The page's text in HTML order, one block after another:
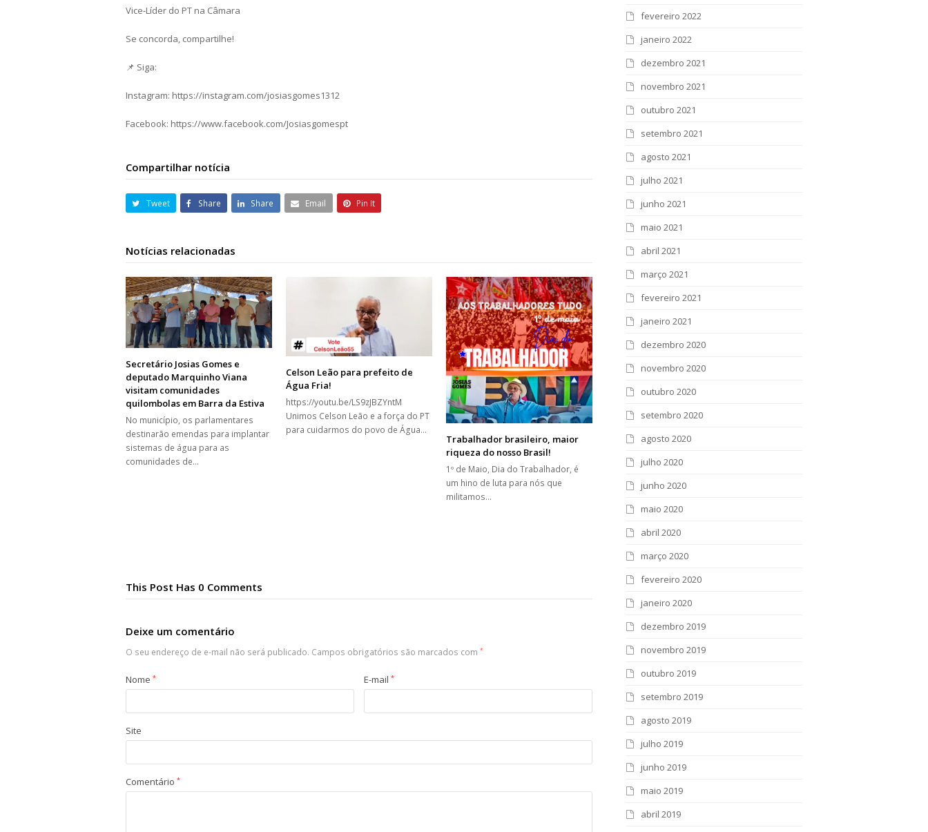
Vice-Líder do PT na Câmara
Se concorda, compartilhe!
📌 Siga:
Instagram: https://instagram.com/josiasgomes1312
Facebook: https://www.facebook.com/Josiasgomespt
Compartilhar notícia
Tweet Share Share Email Pin It
Notícias relacionadas
Secretário Josias Gomes e
deputado Marquinho Viana
visitam comunidades
quilombolas em Barra da Estiva
No município, os parlamentares
destinarão emendas para implantar
sistemas de água para as
comunidades de…
Celson Leão para prefeito de
Água Fria!
https://youtu.be/LS9zJBZYntM
Unimos Celson Leão e a força do PT
para cuidarmos do povo de Água…
Trabalhador brasileiro, maior
riqueza do nosso Brasil!
1º de Maio, Dia do Trabalhador, é
um hino de luta para nós que
militamos…
This Post Has 0 Comments
Deixe um comentário
O seu endereço de e-mail não será publicado. Campos obrigatórios são marcados com *
Nome * E-mail *
Site
Comentário *
fevereiro 2022
janeiro 2022
dezembro 2021
novembro 2021
outubro 2021
setembro 2021
agosto 2021
julho 2021
junho 2021
maio 2021
abril 2021
março 2021
fevereiro 2021
janeiro 2021
dezembro 2020
novembro 2020
outubro 2020
setembro 2020
agosto 2020
julho 2020
junho 2020
maio 2020
abril 2020
março 2020
fevereiro 2020
janeiro 2020
dezembro 2019
novembro 2019
outubro 2019
setembro 2019
agosto 2019
julho 2019
junho 2019
maio 2019
abril 2019